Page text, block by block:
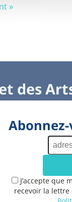
»
des
J’accepte que
recevoir la lettre